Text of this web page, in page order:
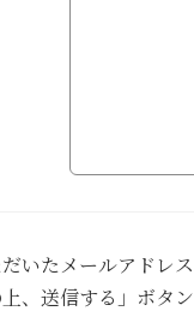
いたメールアドレ
、送信する」ボ